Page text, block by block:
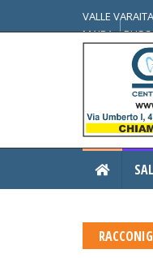
VALLE VARAITA
MAIRA